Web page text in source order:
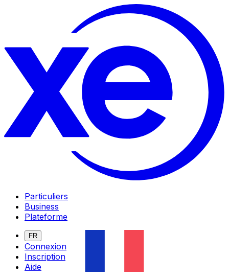
Particuliers
Business
Plateforme
FR
Connexion
Inscription
Aide